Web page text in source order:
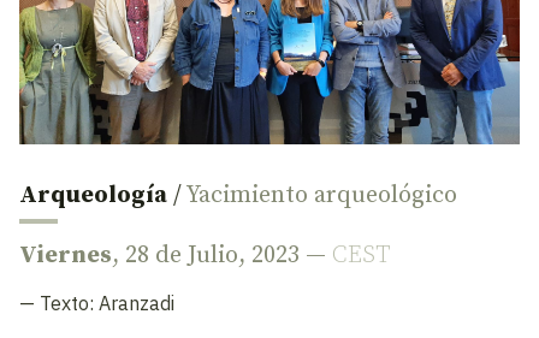
Arqueología /Yacimiento arqueológico
Viernes, 28 de Julio, 2023 — CEST
— Texto: Aranzadi